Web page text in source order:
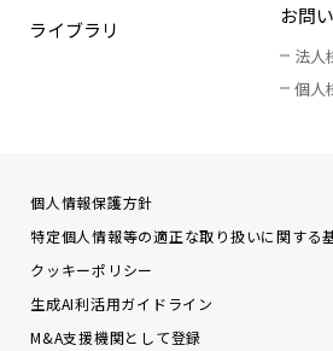
ライブラリ
お問
法人
個人
個人情報保護方針
特定個人情報等の適正な取り扱いに関する
クッキーポリシー
生成AI利活用ガイドライン
M&A支援機関として登録